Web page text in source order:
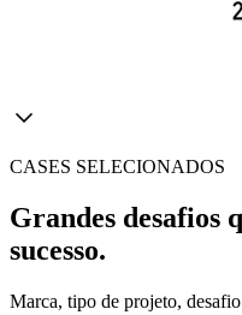
CASES SELECIONADOS
Grandes desafios
sucesso.
Marca, tipo de projeto,